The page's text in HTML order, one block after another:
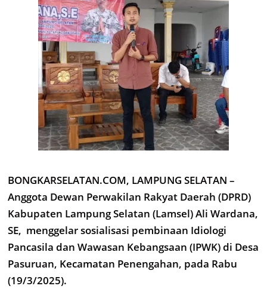
BONGKARSELATAN.COM, LAMPUNG SELATAN –
Anggota Dewan Perwakilan Rakyat Daerah (DPRD)
Kabupaten Lampung Selatan (Lamsel) Ali Wardana,
SE, menggelar sosialisasi pembinaan Idiologi
Pancasila dan Wawasan Kebangsaan (IPWK) di Desa
Pasuruan, Kecamatan Penengahan, pada Rabu
(19/3/2025).